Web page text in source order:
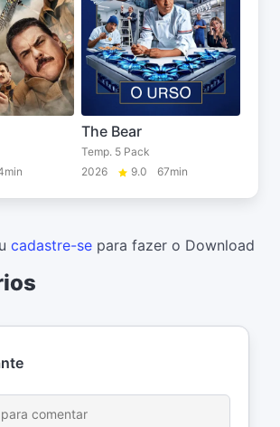
The Bear
Temp. 5 Pack
2026
9.0 67min
cadastre-se para fazer o Download